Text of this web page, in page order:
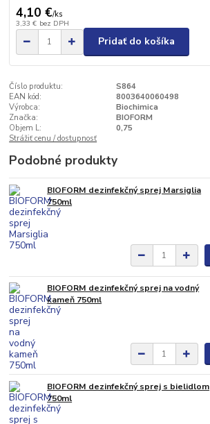
4,10 €/ks
3,33 € bez DPH
Pridať do košíka
Číslo produktu:
S864
EAN kód:
8003640060498
Výrobca:
Biochimica
Značka:
BIOFORM
Objem L:
0,75
Strážiť cenu / dostupnosť
Podobné produkty
BIOFORM dezinfekčný sprej Marsiglia
750ml
BIOFORM dezinfekčný sprej na vodný
kameň 750ml
BIOFORM dezinfekčný sprej s bielidlom
750ml